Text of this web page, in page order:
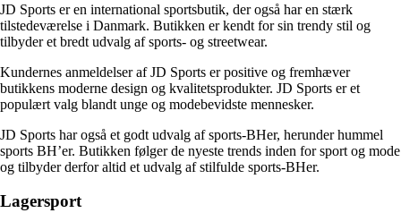
JD Sports er en international sportsbutik, der også har en stærk
tilstedeværelse i Danmark. Butikken er kendt for sin trendy stil og
tilbyder et bredt udvalg af sports- og streetwear.
Kundernes anmeldelser af JD Sports er positive og fremhæver
butikkens moderne design og kvalitetsprodukter. JD Sports er et
populært valg blandt unge og modebevidste mennesker.
JD Sports har også et godt udvalg af sports-BHer, herunder hummel
sports BH’er. Butikken følger de nyeste trends inden for sport og mode
og tilbyder derfor altid et udvalg af stilfulde sports-BHer.
Lagersport